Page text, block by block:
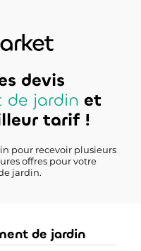
devis
de jardin et
tarif !
pour recevoir plusieurs
offres pour votre
jardin.
de jardin